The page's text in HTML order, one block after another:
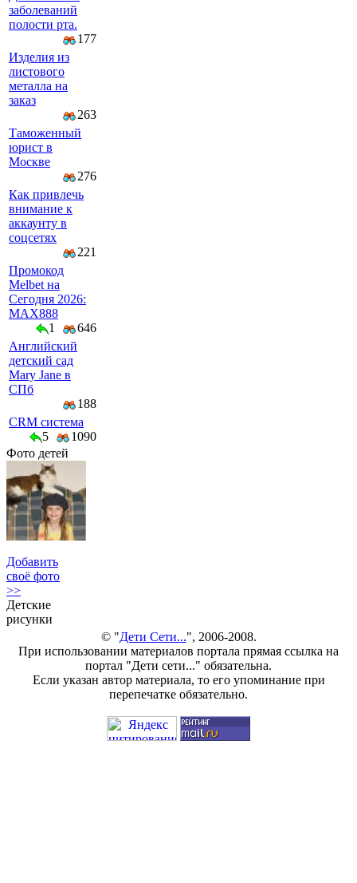
заболеваний
полости рта.
177
Изделия из
листового
металла на
заказ
263
Таможенный
юрист в
Москве
276
Как привлечь
внимание к
аккаунту в
соцсетях
221
Промокод
Melbet на
Сегодня 2026:
MAX888
1
646
Английский
детский сад
Mary Jane в
СПб
188
CRM система
5
1090
Фото детей
Добавить
своё фото
>>
Детские
рисунки
© "Дети Сети...", 2006-2008.
При использовании материалов портала прямая ссылка на
портал "Дети сети..." обязательна.
Если указан автор материала, то его упоминание при
перепечатке обязательно.